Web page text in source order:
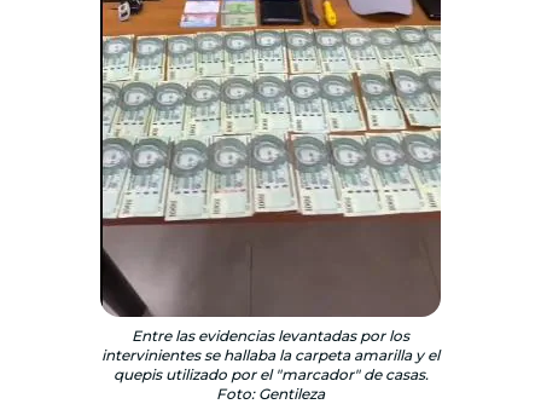
Entre las evidencias levantadas por los
intervinientes se hallaba la carpeta amarilla y el
quepis utilizado por el "marcador" de casas.
Foto: Gentileza